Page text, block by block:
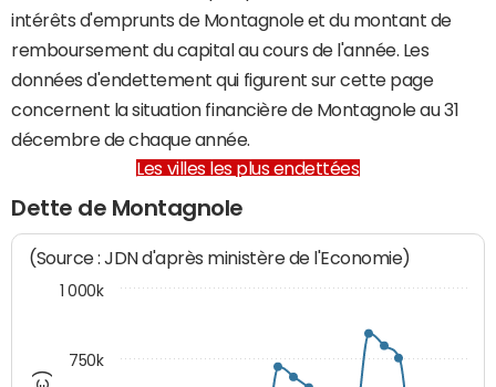
intérêts d'emprunts de Montagnole et du montant de
remboursement du capital au cours de l'année. Les
données d'endettement qui figurent sur cette page
concernent la situation financière de Montagnole au 31
décembre de chaque année.
Les villes les plus endettées
Dette de Montagnole
(Source : JDN d'après ministère de l'Economie)
750k
1 000k